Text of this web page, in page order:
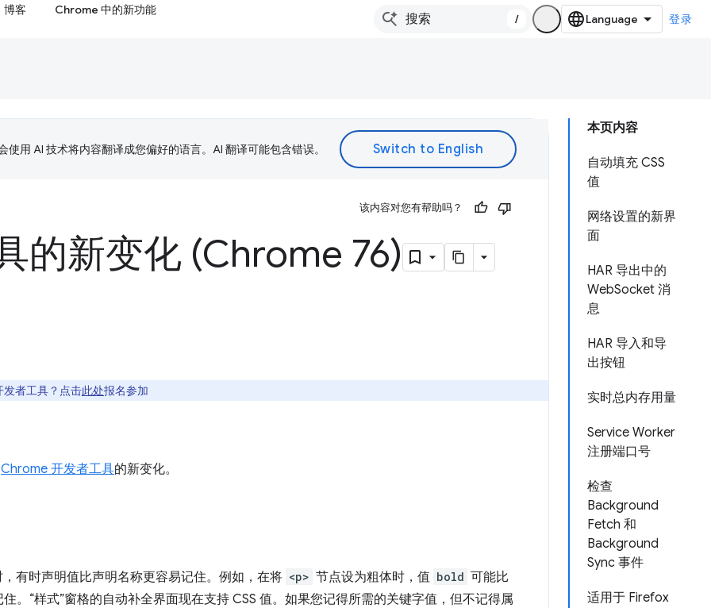
博客 Chrome 中的新功能
/ 登录
本页内容
自动填充 CSS
值
网络设置的新界
面
HAR 导出中的
WebSocket 消
息
HAR 导入和导
出按钮
实时总内存用量
Service Worker
注册端口号
检查
Background
Fetch 和
Background
Sync 事件
适用于 Firefox
使用 AI 技术将内容翻译成您偏好的语言。AI 翻译可能包含错误。
该内容对您有帮助吗？
的新变化 (Chrome 76)
者工具？点击此处报名参加
Chrome 开发者工具的新变化。
有时声明值比声明名称更容易记住。例如，在将 <p> 节点设为粗体时，值 bold 可能比
。“样式”窗格的自动补全界面现在支持 CSS 值。如果您记得所需的关键字值，但不记得属